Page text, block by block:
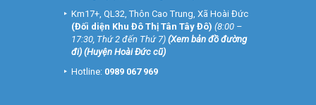
Km17+, QL32, Thôn Cao Trung, Xã Hoài Đức
(Đối diện Khu Đô Thị Tân Tây Đô) (8:00 –
17:30, Thứ 2 đến Thứ 7) (Xem bản đồ đường
đi) (Huyện Hoài Đức cũ)
Hotline: 0989 067 969